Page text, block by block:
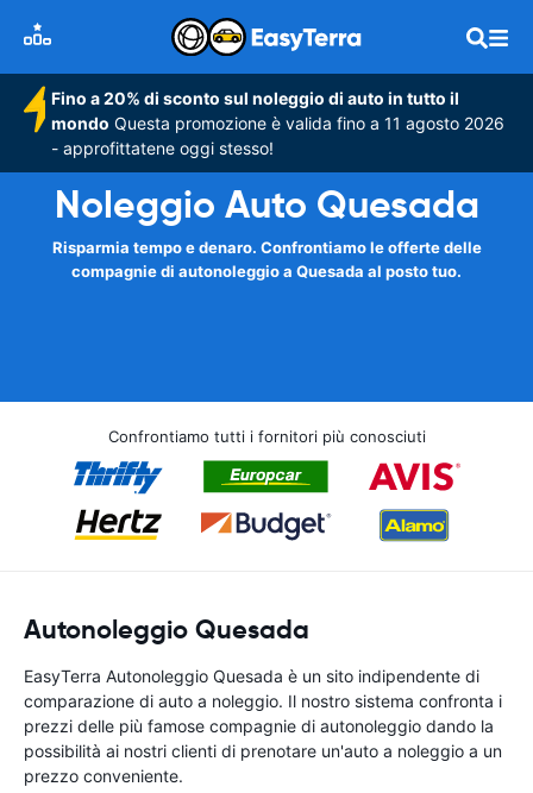
Fino a 20% di sconto sul noleggio di auto in tutto il
mondo Questa promozione è valida fino a 11 agosto 2026
- approfittatene oggi stesso!
Noleggio Auto Quesada
Risparmia tempo e denaro. Confrontiamo le offerte delle
compagnie di autonoleggio a Quesada al posto tuo.
Confrontiamo tutti i fornitori più conosciuti
Autonoleggio Quesada
EasyTerra Autonoleggio Quesada è un sito indipendente di
comparazione di auto a noleggio. Il nostro sistema confronta i
prezzi delle più famose compagnie di autonoleggio dando la
possibilità ai nostri clienti di prenotare un'auto a noleggio a un
prezzo conveniente.